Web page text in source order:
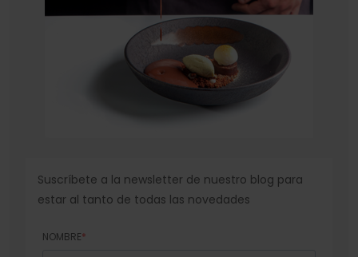
Suscríbete a la newsletter de nuestro blog para
estar al tanto de todas las novedades
NOMBRE